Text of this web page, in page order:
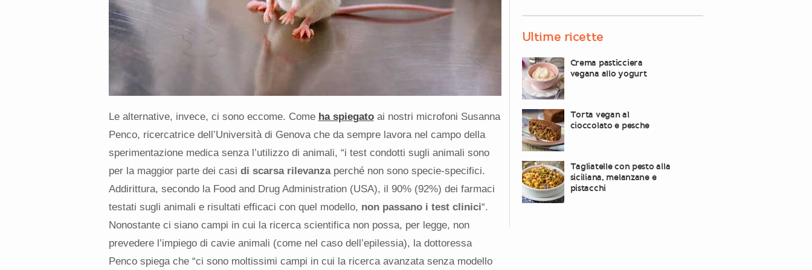
Le alternative, invece, ci sono eccome. Come ha spiegatoai nostri microfoni Susanna
Penco, ricercatrice dell’Università di Genova che da sempre lavora nel campo della
sperimentazione medica senza l’utilizzo di animali, “i test condotti sugli animali sono
per la maggior parte dei casi di scarsa rilevanzaperché non sono specie-specifici.
Addirittura, secondo la Food and Drug Administration (USA), il 90% (92%) dei farmaci
testati sugli animali e risultati efficaci con quel modello, non passano i test clinici“.
Nonostante ci siano campi in cui la ricerca scientifica non possa, per legge, non
prevedere l’impiego di cavie animali (come nel caso dell’epilessia), la dottoressa
Penco spiega che “ci sono moltissimi campi in cui la ricerca avanzata senza modello
Ultime ricette
Crema pasticciera
vegana allo yogurt
Torta vegan al
cioccolato e pesche
Tagliatelle con pesto alla
siciliana, melanzane e
pistacchi